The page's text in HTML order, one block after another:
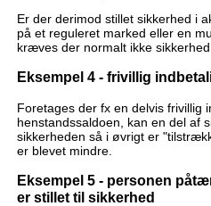
Er der derimod stillet sikkerhed i
på et reguleret marked eller en
kræves der normalt ikke sikkerhed
Eksempel 4 - frivillig
Foretages der fx en delvis frivillig
henstandssaldoen, kan en del af
sikkerheden så i øvrigt er
er blevet mindre.
Eksempel 5 - personen
er stillet til sikkerhed